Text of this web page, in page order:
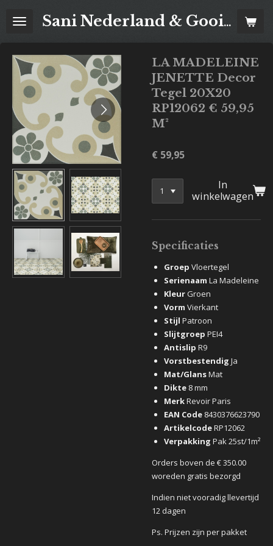
direct
hoofdinhoud
Sani Nederland & Goois Tegelhuis
LA MADELEINE
JENETTE Decor
Tegel 20X20
RP12062 € 59,95
M²
€ 59,95
In
winkelwagen
Specificaties
Groep Vloertegel
Serienaam La Madeleine
KleurGroen
Vorm Vierkant
Stijl Patroon
Slijtgroep PEI4
Antislip R9
Vorstbestendig Ja
Mat/GlansMat
Dikte 8 mm
MerkRevoir Paris
EAN Code 8430376623790
ArtikelcodeRP12062
Verpakking Pak 25st/1m²
Orders boven de € 350.00
woreden gratis bezorgd
Indien niet vooradig llevertijd
12 dagen
Ps. Prijzen zijn per pakket